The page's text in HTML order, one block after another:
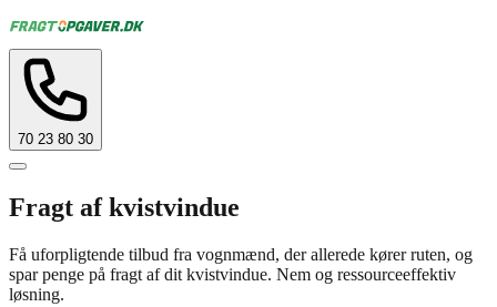
70 23 80 30
Fragt af kvistvindue
Få uforpligtende tilbud fra vognmænd, der allerede kører ruten, og
spar penge på fragt af dit kvistvindue. Nem og ressourceeffektiv
løsning.